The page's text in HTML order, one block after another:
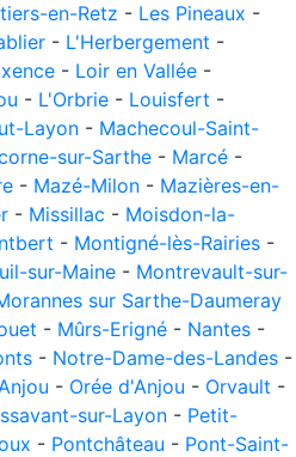
en-Retz - Les Pineaux -
- L'Herbergement -
- Loir en Vallée -
- L'Orbrie - Louisfert -
Layon - Machecoul-Saint-
sur-Sarthe - Marcé -
- Mazé-Milon - Mazières-en-
- Missillac - Moisdon-la-
- Montigné-lès-Rairies -
sur-Maine - Montrevault-sur-
sur Sarthe-Daumeray
- Mûrs-Erigné - Nantes -
- Notre-Dame-des-Landes -
- Orée d'Anjou - Orvault -
sur-Layon - Petit-
- Pontchâteau - Pont-Saint-